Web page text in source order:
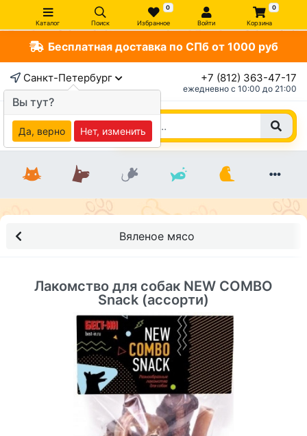
Каталог Поиск
0
Избранное Войти
0
Корзина
Бесплатная доставка по СПб от 1000 руб
Санкт-Петербург +7 (812) 363-47-17
ежедневно c 10:00 до 21:00
Вяленое мясо
Лакомство для собак NEW COMBO
Snack (ассорти)
Вы тут?
Да, верно Нет, изменить